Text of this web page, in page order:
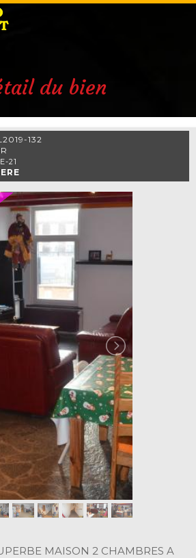
du bien
132
21
MAISON 2 CHAMBRES A